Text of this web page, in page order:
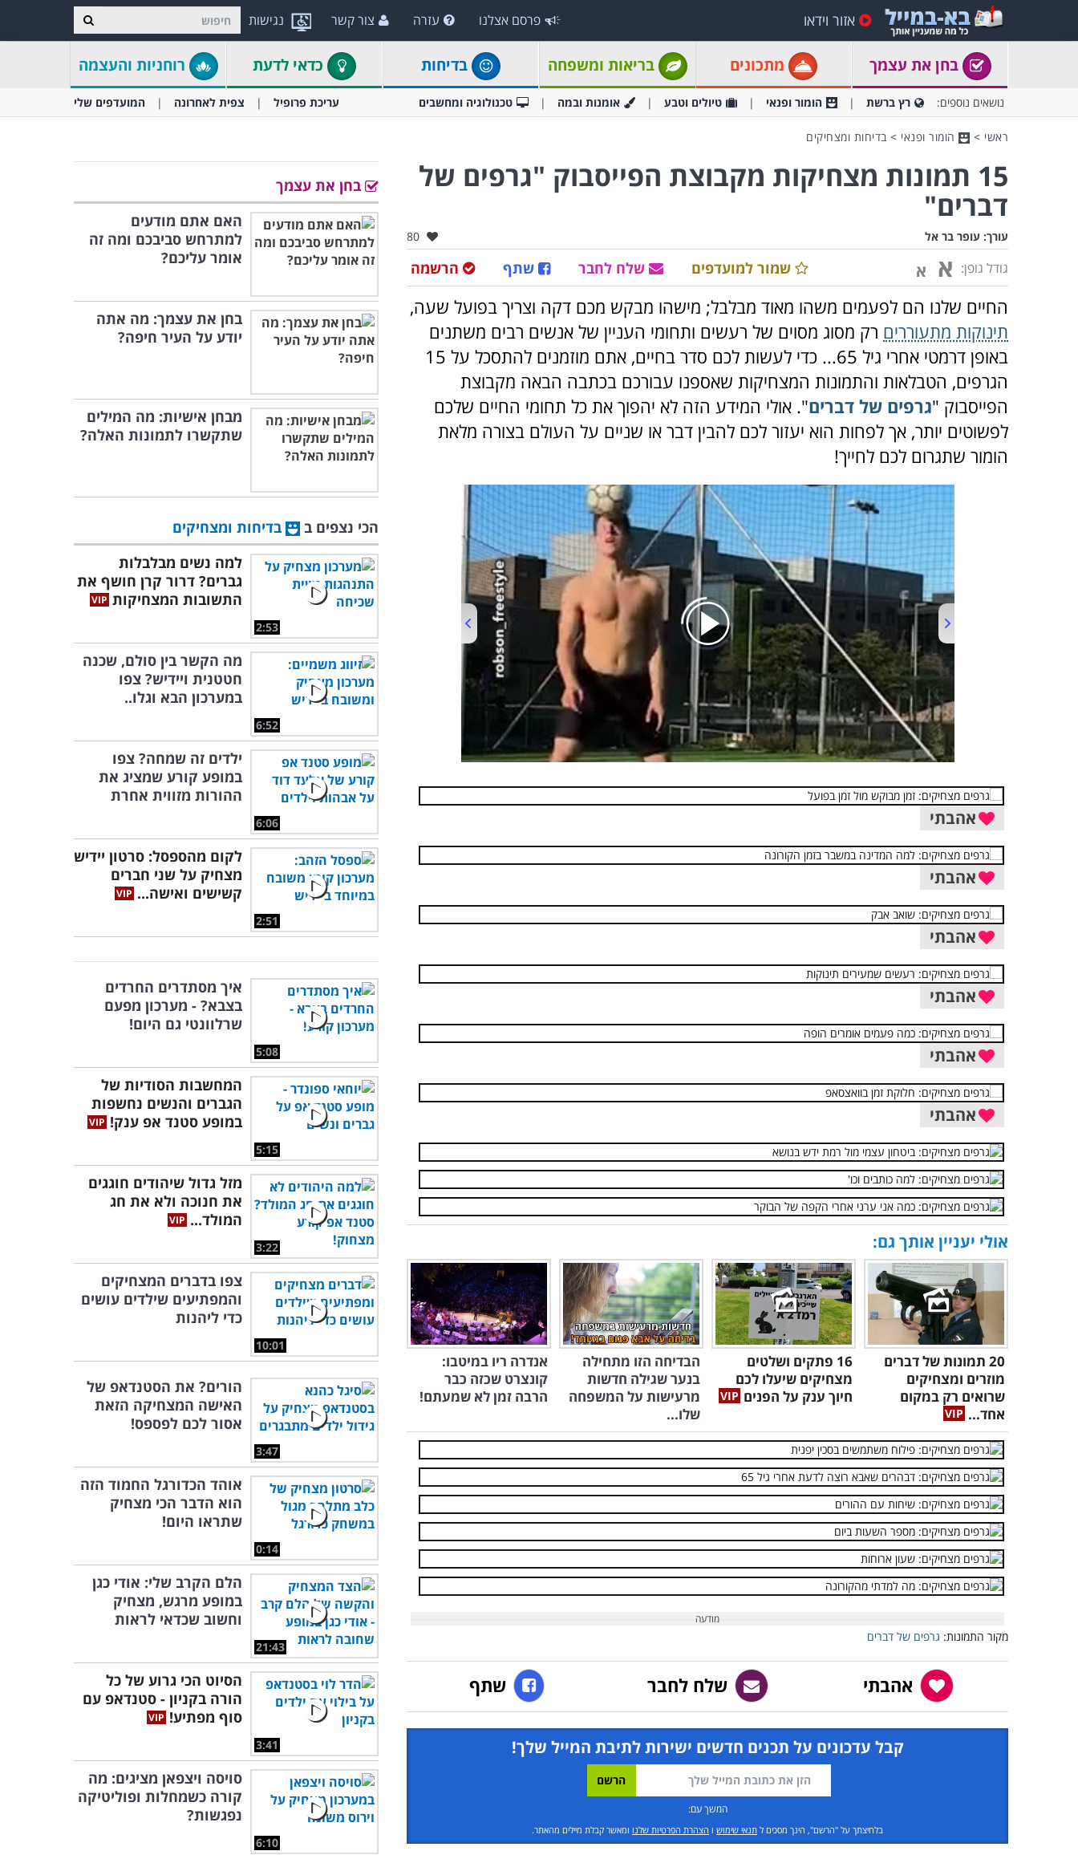
נגישות אזור וידאו פרסם אצלנו עזרה צור קשר
בחן את עצמך מתכונים בריאות ומשפחה בדיחות כדאי לדעת רוחניות והעצמה
נושאים נוספים: רץ ברשת הומור ופנאי טיולים וטבע אומנות ובמה טכנולוגיה ומחשבים עריכת פרופיל צפית לאחרונה המועדפים שלי
ראשי > הומור ופנאי > בדיחות ומצחיקים
15 תמונות מצחיקות מקבוצת הפייסבוק "גרפים של
דברים"
עורך: עופר בר אל אהבו:
80
גודל גופן: א א הרשמה שתף שלח לחבר שמור למועדפים
החיים שלנו הם לפעמים משהו מאוד מבלבל; מישהו מבקש מכם דקה וצריך בפועל שעה,
תינוקות מתעוררים רק מסוג מסוים של רעשים ותחומי העניין של אנשים רבים משתנים
באופן דרמטי אחרי גיל 65... כדי לעשות לכם סדר בחיים, אתם מוזמנים להתסכל על 15
הגרפים, הטבלאות והתמונות המצחיקות שאספנו עבורכם בכתבה הבאה מקבוצת
הפייסבוק "גרפים של דברים". אולי המידע הזה לא יהפוך את כל תחומי החיים שלכם
לפשוטים יותר, אך לפחות הוא יעזור לכם להבין דבר או שניים על העולם בצורה מלאת
הומור שתגרום לכם לחייך!
00:00 /01:05
אהבתי
אהבתי
אהבתי
אהבתי
אהבתי
אהבתי
אולי יעניין אותך גם:
20 תמונות של דברים
מוזרים ומצחיקים
שרואים רק במקום
אחד...
16 פתקים ושלטים
מצחיקים שיעלו לכם
חיוך ענק על הפנים
הבדיחה הזו מתחילה
בנער שגילה חדשות
מרעישות על המשפחה
שלו...
אנדרה ריו במיטבו:
קונצרט שכזה כבר
הרבה זמן לא שמעתם!
מקור התמונות: גרפים של דברים
אהבתי שלח לחבר שתף
קבל עדכונים על תכנים חדשים ישירות לתיבת המייל שלך!
המשך עם:
בלחיצתך על "הרשם", הינך מסכים ל תנאי שימוש ו הצהרת הפרטיות שלנו ומאשר קבלת מיילים מהאתר.
בחן את עצמך
האם אתם מודעים
למתרחש סביבכם ומה זה
אומר עליכם?
בחן את עצמך: מה אתה
יודע על העיר חיפה?
מבחן אישיות: מה המילים
שתקשרו לתמונות האלה?
הכי נצפים ב בדיחות ומצחיקים
2:53
למה נשים מבלבלות
גברים? דרור קרן חושף את
התשובות המצחיקות
6:52
מה הקשר בין סולם, שכנה
חטטנית ויידיש? צפו
במערכון הבא וגלו..
6:06
ילדים זה שמחה? צפו
במופע קורע שמציג את
ההורות מזווית אחרת
2:51
לקום מהספסל: סרטון יידיש
מצחיק על שני חברים
קשישים ואישה...
5:08
איך מסתדרים החרדים
בצבא? - מערכון מפעם
שרלוונטי גם היום!
5:15
המחשבות הסודיות של
הגברים והנשים נחשפות
במופע סטנד אפ ענק!
3:22
מזל גדול שיהודים חוגגים
את חנוכה ולא את חג
המולד...
10:01
צפו בדברים המצחיקים
והמפתיעים שילדים עושים
כדי ליהנות
3:47
הורים? את הסטנדאפ של
האישה המצחיקה הזאת
אסור לכם לפספס!
0:14
אוהד הכדורגל החמוד הזה
הוא הדבר הכי מצחיק
שתראו היום!
21:43
הלם הקרב שלי: אודי כגן
במופע מרגש, מצחיק
וחשוב שכדאי לראות
3:41
הסיוט הכי גרוע של כל
הורה בקניון - סטנדאפ עם
סוף מפתיע!
6:10
סויסה ויצפאן מציגים: מה
קורה כשמחלות ופוליטיקה
נפגשות?